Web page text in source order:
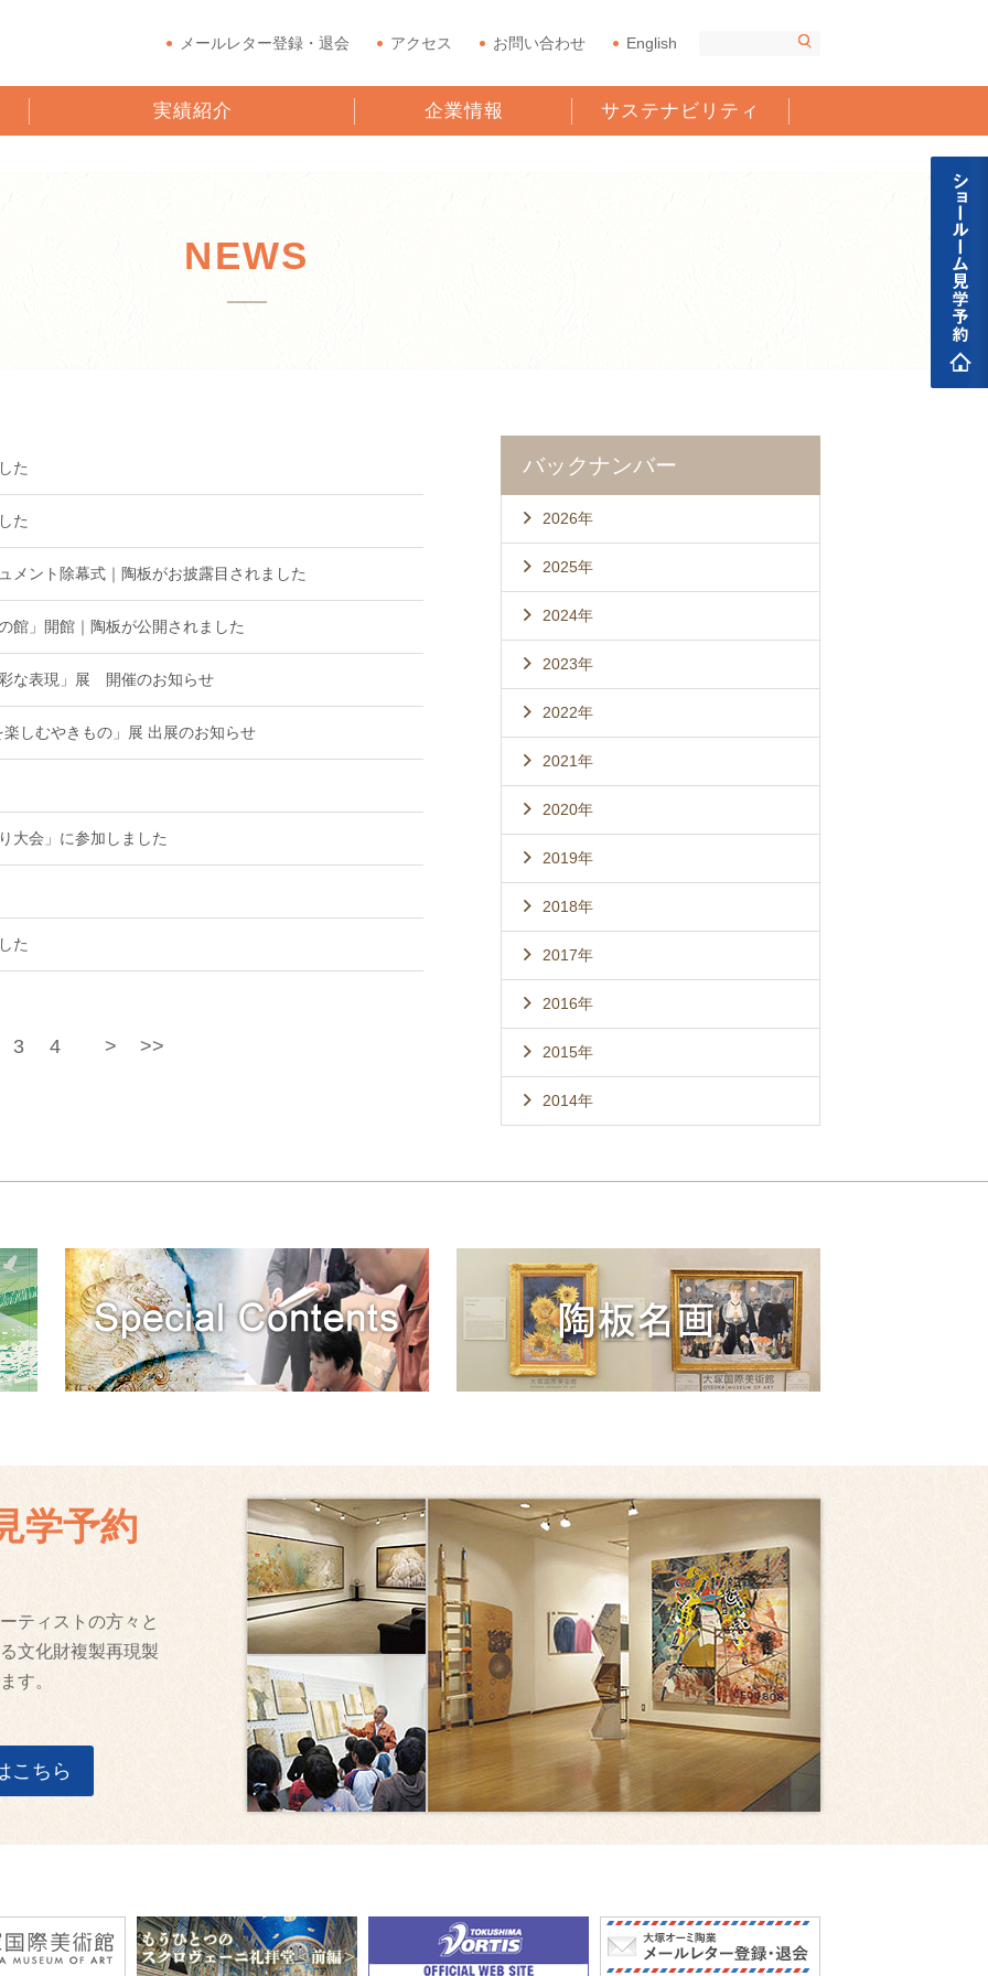
メールレター登録・退会 アクセス お問い合わせ English
実績紹介 企業情報 サステナビリティ
NEWS
た
た
ント除幕式｜陶板がお披露目されました
」開館｜陶板が公開されました
な表現」展 開催のお知らせ
しむやきもの」展 出展のお知らせ
大会」に参加しました
た
3 4 > >>
バックナンバー
2026年
2025年
2024年
2023年
2022年
2021年
2020年
2019年
2018年
2017年
2016年
2015年
2014年
学予約
ティストの方々と
文化財複製再現製
す。
こちら